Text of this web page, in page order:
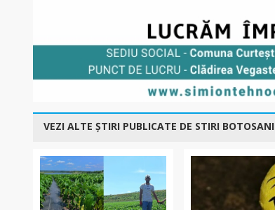
VEZI ALTE ȘTIRI PUBLICATE DE STIRI BOTOSANI